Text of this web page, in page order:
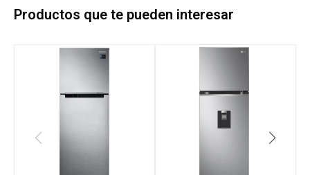
Productos que te pueden interesar